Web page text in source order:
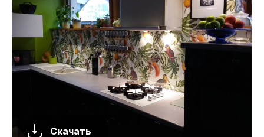
Скачать